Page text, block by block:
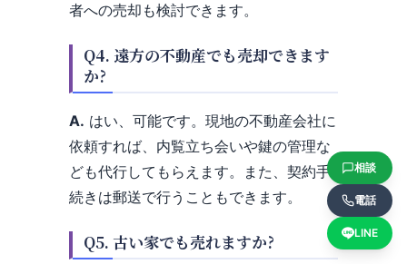
相談
電話
LINE
者への売却も検討できます。
Q4. 遠方の不動産でも売却できます
か?
A. はい、可能です。現地の不動産会社に
依頼すれば、内覧立ち会いや鍵の管理な
ども代行してもらえます。また、契約手
続きは郵送で行うこともできます。
Q5. 古い家でも売れますか?